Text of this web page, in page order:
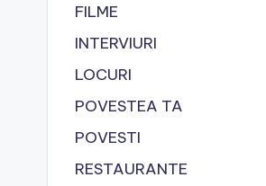
FILME
INTERVIURI
LOCURI
POVESTEA TA
POVESTI
RESTAURANTE